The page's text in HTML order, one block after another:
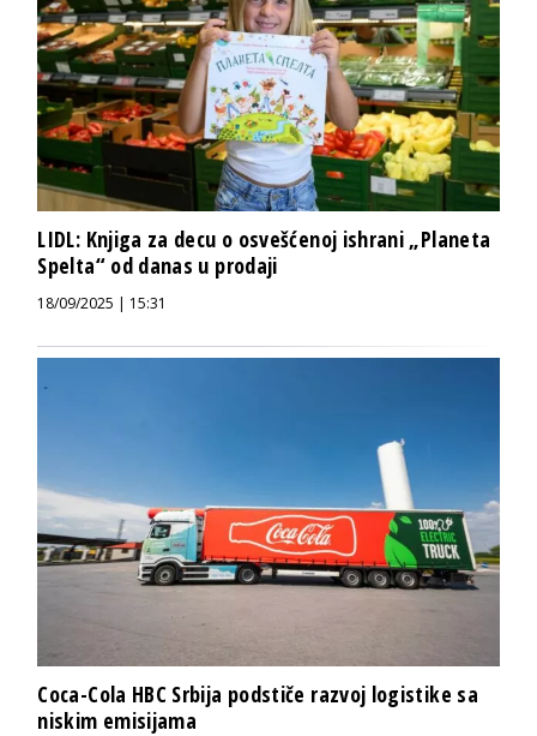
LIDL: Knjiga za decu o osvešćenoj ishrani „Planeta
Spelta“ od danas u prodaji
18/09/2025 | 15:31
Coca-Cola HBC Srbija podstiče razvoj logistike sa
niskim emisijama